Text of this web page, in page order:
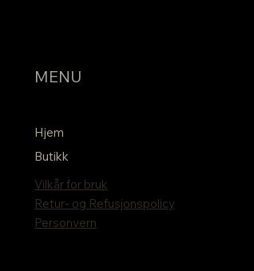
MENU
Hjem
Butikk
Vilkår for bruk
Retur- og Refusjonspolicy
Personvern